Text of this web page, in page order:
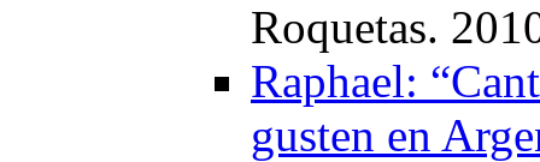
Roquetas.
Raphael:
gusten en